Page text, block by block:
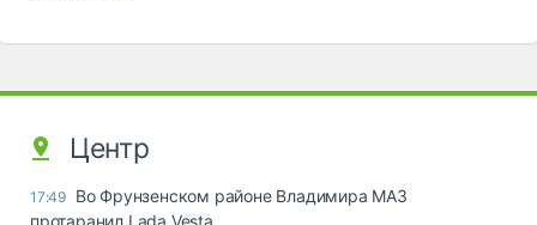
Центр
17:49 Во Фрунзенском районе Владимира МАЗ
протаранил Lada Vesta